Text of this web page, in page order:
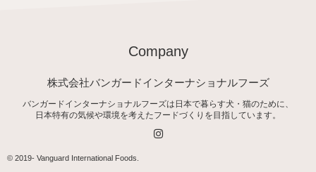
Company
株式会社バンガードインターナショナルフーズ
バンガードインターナショナルフーズは日本で暮らす犬・猫のために、
日本特有の気候や環境を考えたフードづくりを目指しています。
I
n
© 2019- Vanguard International Foods